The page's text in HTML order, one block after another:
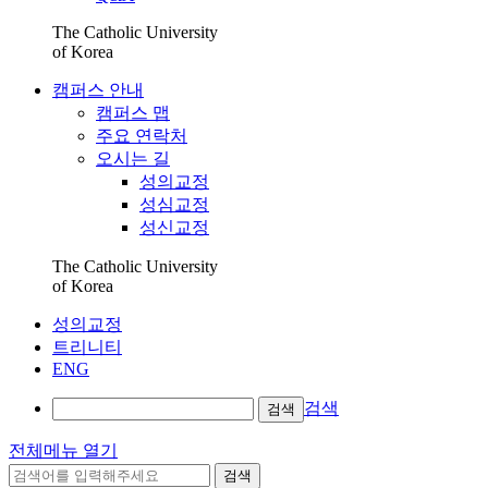
The Catholic University
of Korea
캠퍼스 안내
캠퍼스 맵
주요 연락처
오시는 길
성의교정
성심교정
성신교정
The Catholic University
of Korea
성의교정
트리니티
ENG
검색 검색
전체메뉴 열기
검색